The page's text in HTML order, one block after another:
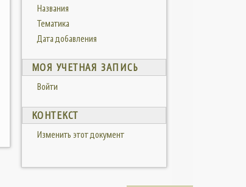
Названия
Тематика
Дата добавления
МОЯ УЧЕТНАЯ ЗАПИСЬ
Войти
КОНТЕКСТ
Изменить этот документ